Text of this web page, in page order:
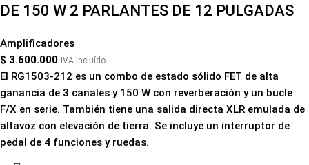
DE 150 W 2 PARLANTES DE 12 PULGADAS
Amplificadores
$ 3.600.000 IVA Incluído
El RG1503-212 es un combo de estado sólido FET de alta
ganancia de 3 canales y 150 W con reverberación y un bucle
F/X en serie. También tiene una salida directa XLR emulada de
altavoz con elevación de tierra. Se incluye un interruptor de
pedal de 4 funciones y ruedas.